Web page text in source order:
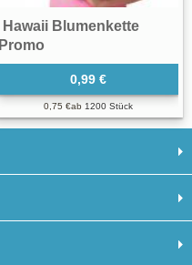
Hawaii Blumenkette
Promo
0,99 €
0,75 €ab 1200 Stück